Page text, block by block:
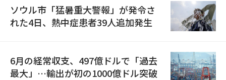
ソウル市「猛暑重大警報」が発令さ
れた4日、熱中症患者39人追加発生
6月の経常収支、497億ドルで「過去
最大」…輸出が初の1000億ドル突破